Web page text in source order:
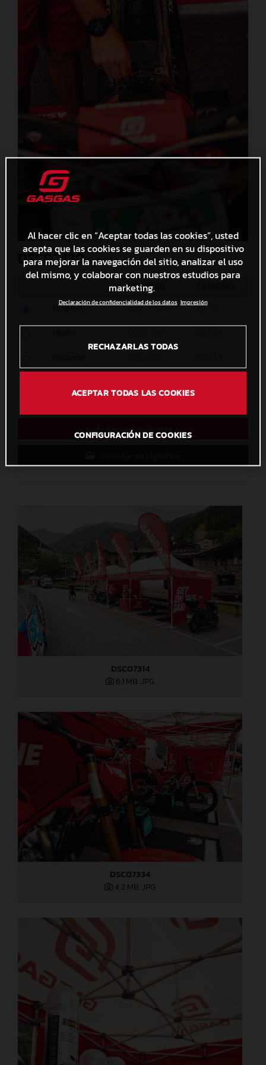
DSC07430(. JPG )
MEDIDAS
Original 2832 x 4240 3,2 MB
Descarga directa
DSC07314
6,1 MB .JPG
DSC07334
4,2 MB .JPG
Al hacer clic en “Aceptar todas las cookies”, usted
acepta que las cookies se guarden en su dispositivo
para mejorar la navegación del sitio, analizar el uso
del mismo, y colaborar con nuestros estudios para
marketing.
Declaración de confidencialidad de los datos Impresión
RECHAZARLAS TODAS
ACEPTAR TODAS LAS COOKIES
CONFIGURACIÓN DE COOKIES